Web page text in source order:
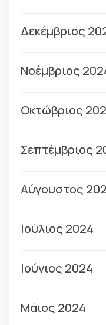
Δεκέμβριος
Νοέμβριος
Οκτώβριος
Σεπτέμβριος
Αύγουστος
Ιούλιος 2024
Ιούνιος 2024
Μάιος 2024